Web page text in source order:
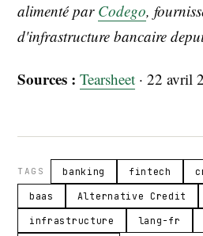
alimenté par Codego,
d'infrastructure bancaire
Sources : Tearsheet · 22 avril
TAGS banking fintech
baas Alternative Credit
infrastructure lang-fr